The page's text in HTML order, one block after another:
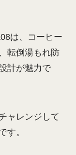
は、コーヒー
転倒湯もれ防
計が魅力で
ャレンジして
す。